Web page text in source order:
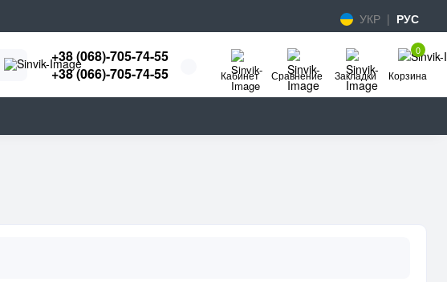
УКР | РУС
+38 (068)-705-74-55
+38 (066)-705-74-55
Кабинет Сравнение Закладки
0
Корзина